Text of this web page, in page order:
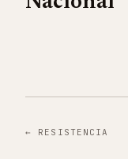
← RESISTENCIA